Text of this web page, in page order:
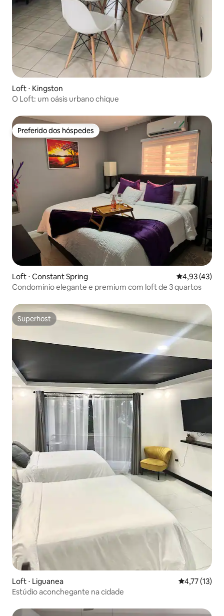
Loft ⋅ Kingston
O Loft: um oásis urbano chique
Preferido dos hóspedes
Preferido dos hóspedes
Loft ⋅ Constant Spring 4,93 de uma
4,93 (43)
Condomínio elegante e premium com loft de 3 quartos
Superhost
Superhost
Loft ⋅ Liguanea 4,77 de uma
4,77 (13)
Estúdio aconchegante na cidade